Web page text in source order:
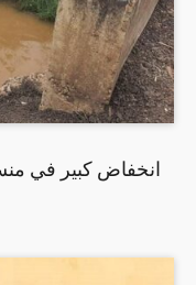
انخفاض كبير في